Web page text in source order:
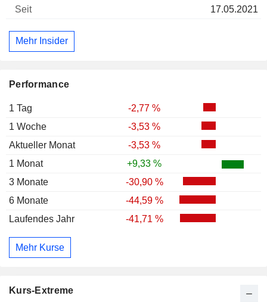
Performance
1 Tag
-2,77 %
1 Woche
-3,53 %
Aktueller Monat
-3,53 %
1 Monat
+9,33 %
3 Monate
-30,90 %
6 Monate
-44,59 %
Laufendes Jahr
-41,71 %
Mehr Kurse
Kurs-Extreme
17.05.2021
Mehr Insider